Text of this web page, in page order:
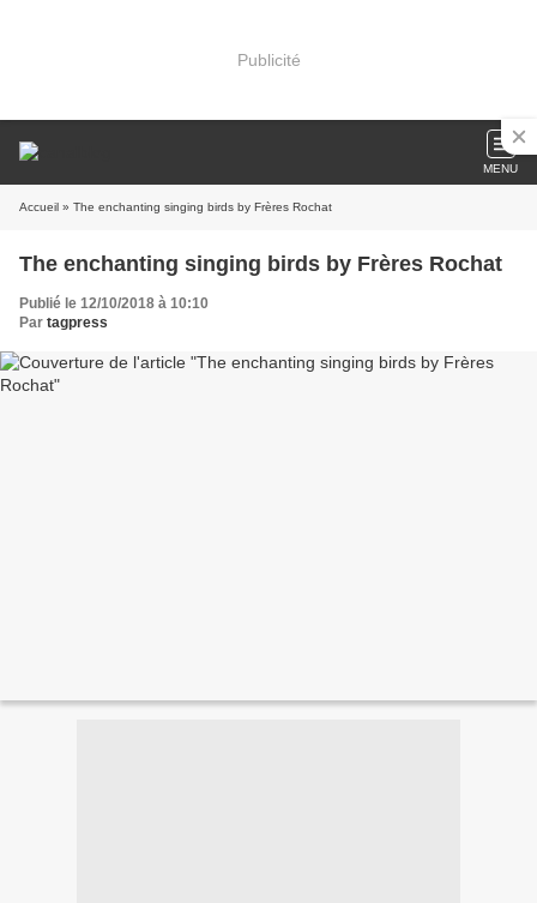
Publicité
MENU
Accueil » The enchanting singing birds by Frères Rochat
The enchanting singing birds by Frères Rochat
Publié le 12/10/2018 à 10:10
Par tagpress